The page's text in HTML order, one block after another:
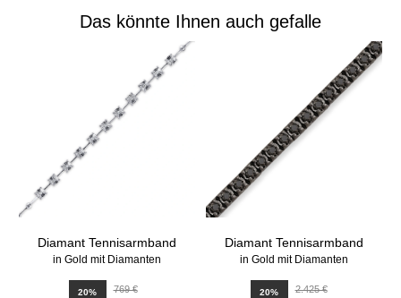
Das könnte Ihnen auch gefalle
Diamant Tennisarmband
in Gold mit Diamanten
20%
769 €
Diamant Tennisarmband
in Gold mit Diamanten
20%
2.425 €